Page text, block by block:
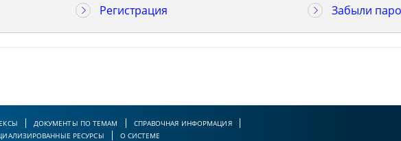
Регистрация Забыли
ДОКУМЕНТЫ ПО ТЕМАМ
СПРАВОЧНАЯ ИНФОРМАЦИЯ
РЕСУРСЫ
О СИСТЕМЕ